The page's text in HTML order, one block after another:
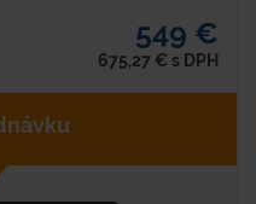
549 €
675,27 € s DPH